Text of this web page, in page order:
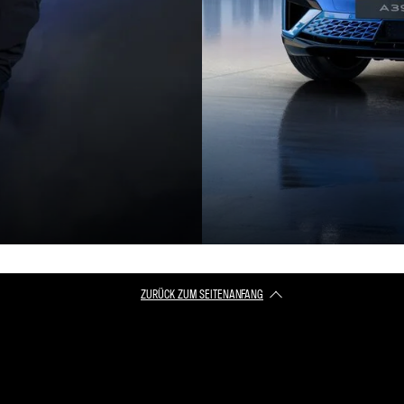
ZURÜCK ZUM SEITENANFANG